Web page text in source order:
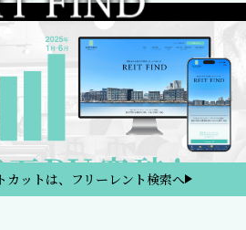
カットは、フリーレント検索へ